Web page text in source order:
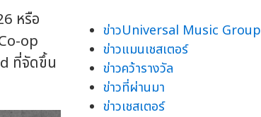
หรือ
op
ที่จัดขึ้น
ข่าวUniversal Music Group
ข่าวแมนเชสเตอร์
ข่าวคว้ารางวัล
ข่าวที่ผ่านมา
ข่าวเชสเตอร์